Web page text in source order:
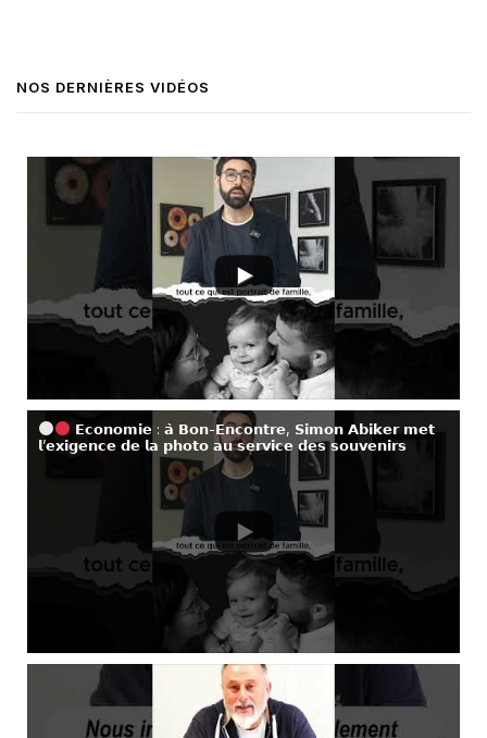
NOS DERNIÈRES VIDÉOS
𝗘𝗰𝗼𝗻𝗼𝗺𝗶𝗲 : 𝗮̀ 𝗕𝗼𝗻-𝗘𝗻𝗰𝗼𝗻𝘁𝗿𝗲, 𝗦𝗶𝗺𝗼𝗻 𝗔𝗯𝗶𝗸𝗲𝗿 𝗺𝗲𝘁
𝗹’𝗲𝘅𝗶𝗴𝗲𝗻𝗰𝗲 𝗱𝗲 𝗹𝗮 𝗽𝗵𝗼𝘁𝗼 𝗮𝘂 𝘀𝗲𝗿𝘃𝗶𝗰𝗲 𝗱𝗲𝘀 𝘀𝗼𝘂𝘃𝗲𝗻𝗶𝗿𝘀